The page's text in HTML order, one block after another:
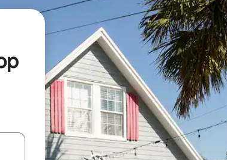
копчињата со стрелки нагоре и надолу или